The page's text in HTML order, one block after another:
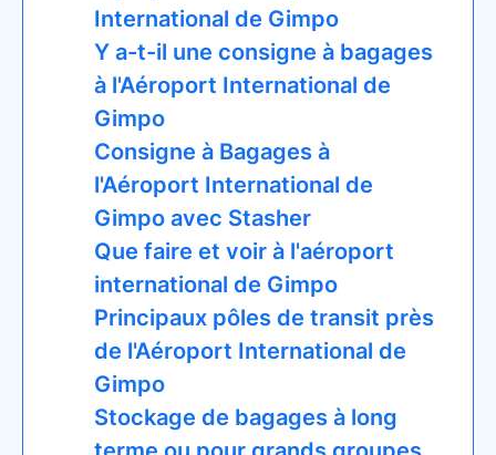
International de Gimpo
Y a-t-il une consigne à bagages
à l'Aéroport International de
Gimpo
Consigne à Bagages à
l'Aéroport International de
Gimpo avec Stasher
Que faire et voir à l'aéroport
international de Gimpo
Principaux pôles de transit près
de l'Aéroport International de
Gimpo
Stockage de bagages à long